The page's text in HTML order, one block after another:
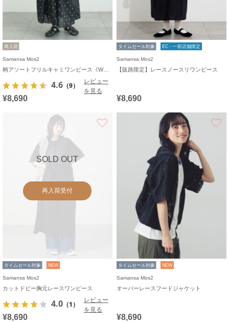
再入荷
Samansa Mos2
柄アソートフリルキャミワンピース《WEB限定カラーあり》
4.6 （9）
レビュー
を見る
¥8,690
タイムセール対象 EC・一部店舗限定
Samansa Mos2
【販路限定】レースノースリワンピース
¥8,690
SOLD OUT
再入荷受付
タイムセール対象 NEW
Samansa Mos2
カットドビー胸元レースワンピース
4.0 （1）
レビュー
を見る
¥8,690
タイムセール対象 NEW
Samansa Mos2
オーバーレースフードジャケット
¥8,690